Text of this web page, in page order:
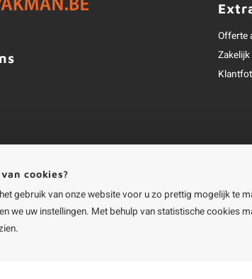
Offerte
cookies?
gebruik van onze website voor u zo prettig mogelijk te
we uw instellingen. Met behulp van statistische cookies